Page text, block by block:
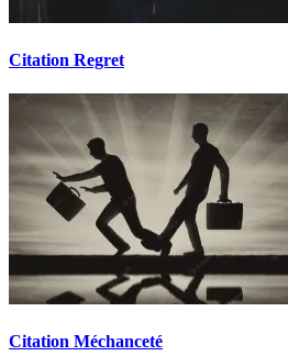
Citation Regret
Citation Méchanceté